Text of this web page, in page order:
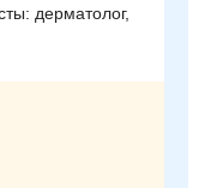
дерматолог,